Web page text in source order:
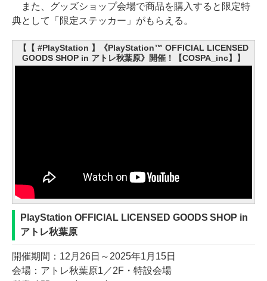
また、グッズショップ会場で商品を購入すると限定特
典として「限定ステッカー」がもらえる。
【【 #PlayStation 】《PlayStation™ OFFICIAL LICENSED
GOODS SHOP in アトレ秋葉原》開催！【COSPA_inc】】
PlayStation OFFICIAL LICENSED GOODS SHOP in
アトレ秋葉原
開催期間：12月26日～2025年1月15日
会場：アトレ秋葉原1／2F・特設会場